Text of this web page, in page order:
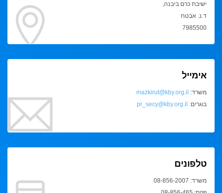
ישיבת כרם ביבנה,
ד.נ. אבטח
7985500
אימייל
משרד: mazkirut@kby.org.il
בוגרים: pr_secy@kby.org.il
טלפונים
משרד: 08-856-2007